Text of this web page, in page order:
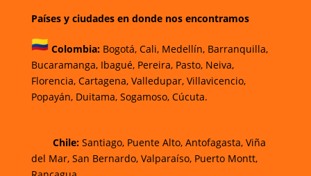
Países y ciudades en donde nos encontramos
Colombia: Bogotá,Cali, Medellín, Barranquilla,
Bucaramanga,Ibagué,Pereira,Pasto, Neiva,
Florencia, Cartagena, Valledupar, Villavicencio,
Popayán, Duitama, Sogamoso, Cúcuta.
Chile:Santiago, Puente Alto, Antofagasta, Viña
del Mar, San Bernardo, Valparaíso, Puerto Montt,